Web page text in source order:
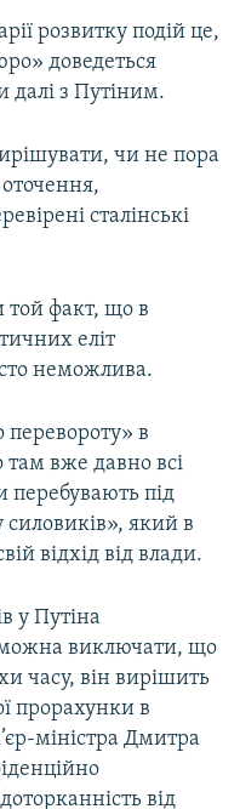
розвитку подій це,
доведеться
далі з Путіним.
чи не пора
сталінські
той факт, що в
еліт
неможлива.
перевороту» в
там вже давно всі
перебувають під
який в
відхід від влади.
у Путіна
виключати, що
часу, він вирішить
прорахунки в
міністра Дмитра
від